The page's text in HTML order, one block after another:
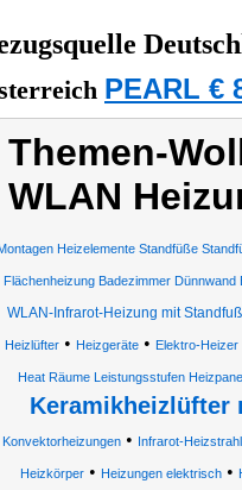
PEARL €
Themen-
WLAN
Heizelemente Standfüße
Flächenheizung Badezimmer Dünnwand
WLAN-Infrarot-Heizung mit
Heizlüfter • Heizgeräte • Elektro-Heizer
Heat Räume Leistungsstufen
Keramikheizlüfter
Konvektorheizungen• Infrarot-
Heizkörper • Heizungen elektrisch •